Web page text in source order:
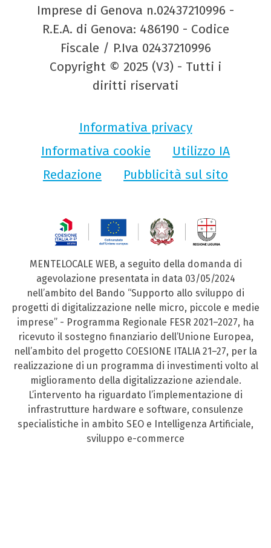
Imprese di Genova n.02437210996 -
R.E.A. di Genova: 486190 - Codice
Fiscale / P.Iva 02437210996
Copyright © 2025 (V3) - Tutti i
diritti riservati
Informativa privacy
Informativa cookie
Utilizzo IA
Redazione
Pubblicità sul sito
MENTELOCALE WEB, a seguito della domanda di
agevolazione presentata in data 03/05/2024
nell’ambito del Bando “Supporto allo sviluppo di
progetti di digitalizzazione nelle micro, piccole e medie
imprese” - Programma Regionale FESR 2021–2027, ha
ricevuto il sostegno finanziario dell’Unione Europea,
nell’ambito del progetto COESIONE ITALIA 21–27, per la
realizzazione di un programma di investimenti volto al
miglioramento della digitalizzazione aziendale.
L’intervento ha riguardato l’implementazione di
infrastrutture hardware e software, consulenze
specialistiche in ambito SEO e Intelligenza Artificiale,
sviluppo e-commerce